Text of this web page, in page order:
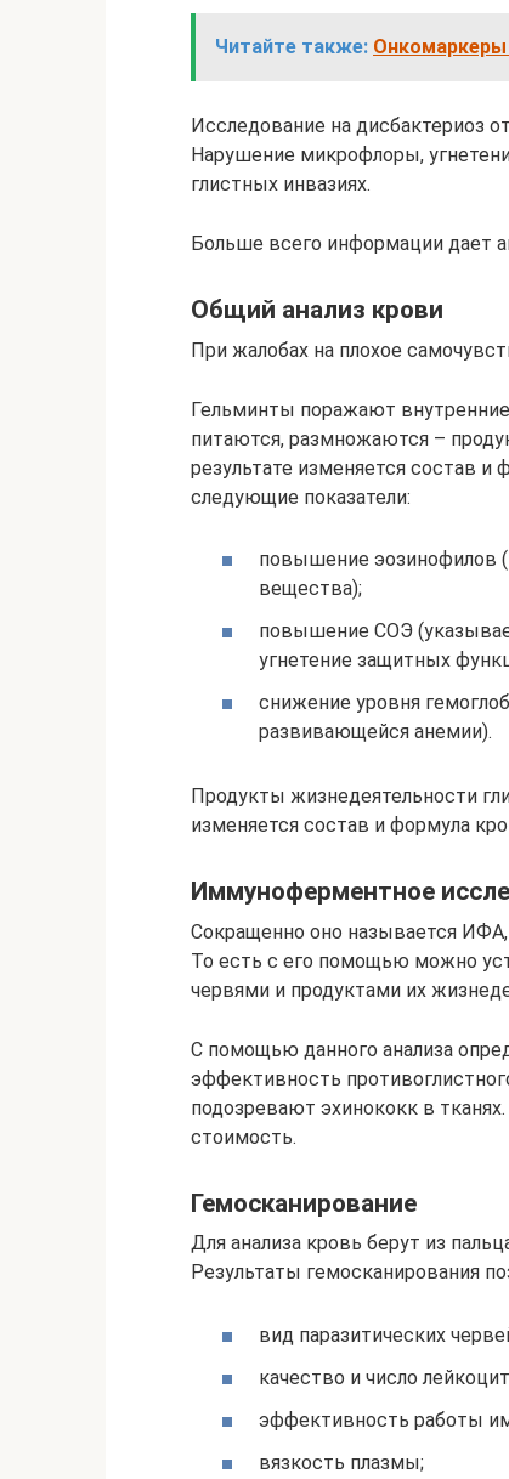
Читайте также:
Исследование на дисбактериоз
Нарушение микрофлоры,
глистных инвазиях.
Больше всего информации дает
Общий анализ крови
При жалобах на плохое
Гельминты поражают
питаются, размножаются –
результате изменяется состав
следующие показатели:
повышение эозинофилов
вещества);
повышение СОЭ
угнетение защитных
снижение уровня
развивающейся анемии).
Продукты жизнедеятельности
изменяется состав и формула
Иммуноферментное
Сокращенно оно называется ИФА,
То есть с его помощью можно
червями и продуктами их
С помощью данного анализа
эффективность
подозревают эхинококк в
стоимость.
Гемосканирование
Для анализа кровь берут из
Результаты гемосканирования
вид паразитических
качество и число
эффективность работы
вязкость плазмы;